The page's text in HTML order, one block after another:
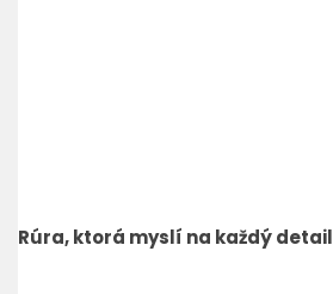
Rúra, ktorá myslí na každý detail